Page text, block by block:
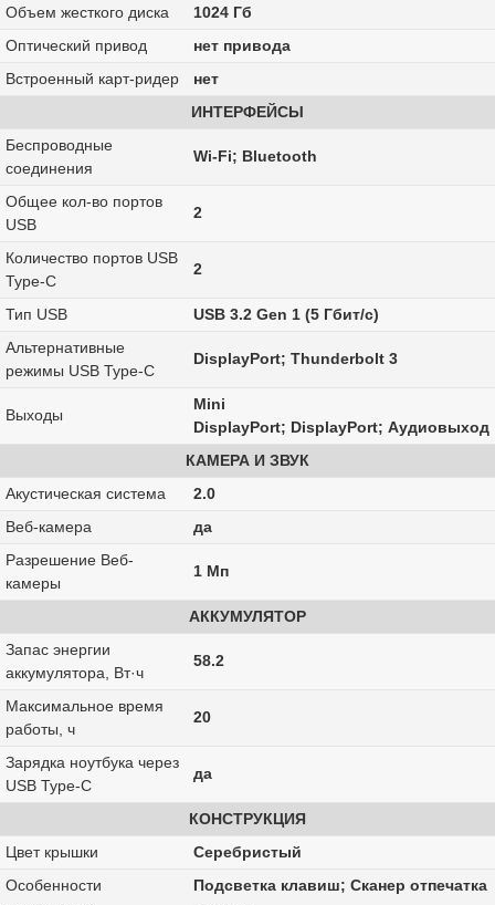
Объем жесткого диска
1024 Гб
Оптический привод
нет привода
Встроенный карт-ридер
нет
ИНТЕРФЕЙСЫ
Беспроводные
соединения
Wi-Fi; Bluetooth
Общее кол-во портов
USB
2
Количество портов USB
Type-C
2
Тип USB
USB 3.2 Gen 1 (5 Гбит/с)
Альтернативные
режимы USB Type-C
DisplayPort; Thunderbolt 3
Выходы
Mini
DisplayPort; DisplayPort; Аудиовыход
КАМЕРА И ЗВУК
Акустическая система
2.0
Веб-камера
да
Разрешение Веб-
камеры
1 Мп
АККУМУЛЯТОР
Запас энергии
аккумулятора, Вт·ч
58.2
Максимальное время
работы, ч
20
Зарядка ноутбука через
USB Type-C
да
КОНСТРУКЦИЯ
Цвет крышки
Серебристый
Особенности
Подсветка клавиш; Сканер отпечатка